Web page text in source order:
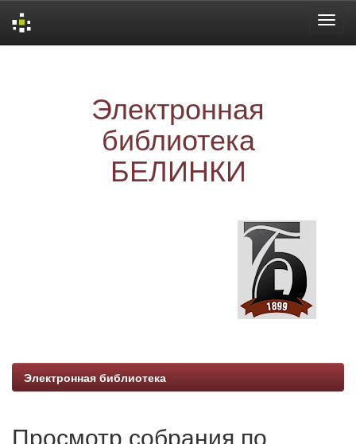
Электронная
библиотека
БЕЛИНКИ
Электронная библиотека
Просмотр собрания по